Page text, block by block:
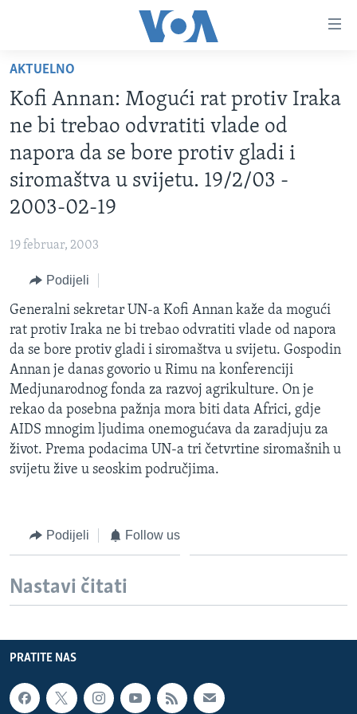
glavni
sadržaj
na
glavnu
navigaciju
Idi
na
pretragu
TV PROGRAM
VIDEO
FOTOGRAFIJE DANA
VIJESTI
SJEDINJENE AMERIČKE DRŽAVE
NAUKA I TEHNOLOGIJA
SLOBODA MEDIJA
ŽENSKA STRANA
IZBJEGLIČKA STRANA
MAGAZIN
O GLASU AMERIKE
Learning English
Jezici
AKTUELNO
Kofi Annan: Mogući rat protiv Iraka
ne bi trebao odvratiti vlade od
napora da se bore protiv gladi i
siromaštva u svijetu. 19/2/03 -
2003-02-19
19 februar, 2003
Podijeli
Generalni sekretar UN-a Kofi Annan kaže da mogući
rat protiv Iraka ne bi trebao odvratiti vlade od napora
da se bore protiv gladi i siromaštva u svijetu. Gospodin
Annan je danas govorio u Rimu na konferenciji
Medjunarodnog fonda za razvoj agrikulture. On je
rekao da posebna pažnja mora biti data Africi, gdje
AIDS mnogim ljudima onemogućava da zaradjuju za
život. Prema podacima UN-a tri četvrtine siromašnih u
svijetu žive u seoskim područjima.
Podijeli Follow us
Nastavi čitati
PRATITE NAS